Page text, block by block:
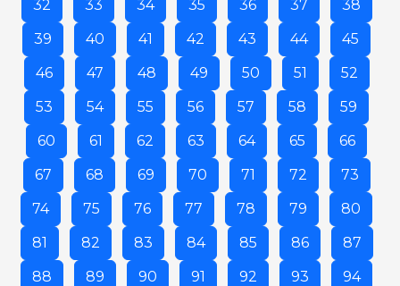
32
33 34 35 36 37
38
39
40 41 42 43 44
45
46
47 48 49 50 51
52
53
54 55 56 57 58
59
60
61 62 63 64 65
66
67
68 69 70 71 72
73
74
75 76 77 78 79
80
81
82 83 84 85 86
87
88
89 90 91 92 93
94